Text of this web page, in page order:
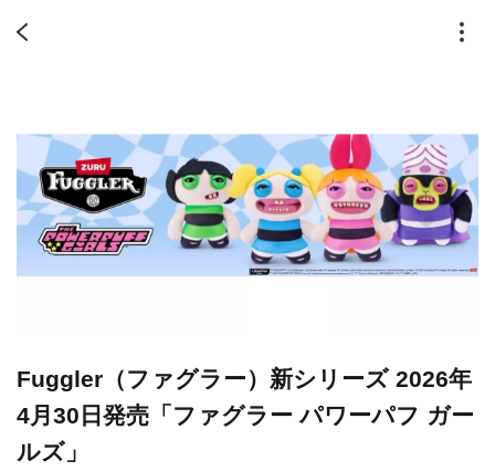
Fuggler（ファグラー）新シリーズ 2026年
4月30日発売「ファグラー パワーパフ ガー
ルズ」